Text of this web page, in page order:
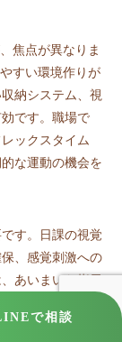
焦点が異なりま
すい環境作りが
納システム、視
です。職場で
ックスタイム
な運動の機会を
す。日課の視覚
、感覚刺激への
あいまいな指示
ークでの役割を
の配慮が有効で
で相談